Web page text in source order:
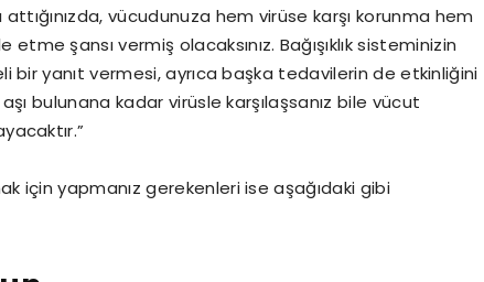
attığınızda, vücudunuza hem virüse karşı korunma hem
şansı vermiş olacaksınız. Bağışıklık sisteminizin
bir yanıt vermesi, ayrıca başka tedavilerin de etkinliğini
bulunana kadar virüsle karşılaşsanız bile vücut
için yapmanız gerekenleri ise aşağıdaki gibi